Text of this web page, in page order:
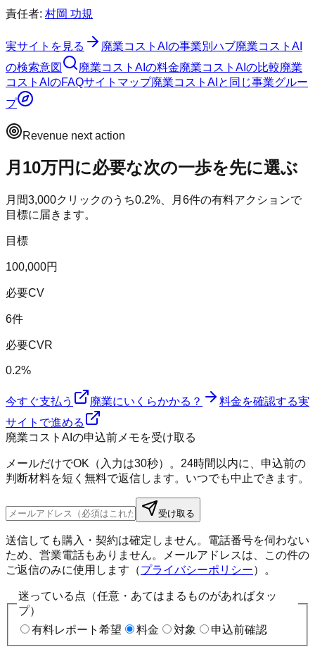
責任者: 村岡 功規
実サイトを見る 廃業コストAI の事業別ハブ廃業コストAI
の検索意図
廃業コストAI の料金廃業コストAI の比較廃業
コストAI のFAQサイトマップ廃業コストAI と同じ事業グルー
プ
Revenue next action
月10万円に必要な次の一歩を先に選ぶ
月間3,000クリックのうち0.2%、月 6件の有料アクションで
目標に届きます。
目標
100,000円
必要CV
6件
必要CVR
0.2%
今すぐ支払う 廃業にいくらかかる？ 料金を確認する実
サイトで進める
廃業コストAIの申込前メモを受け取る
メールだけでOK（入力は30秒）。24時間以内に、申込前の
判断材料を短く無料で返信します。いつでも中止できます。
受け取る
送信しても購入・契約は確定しません。電話番号を伺わない
ため、営業電話もありません。メールアドレスは、この件の
ご返信のみに使用します（プライバシーポリシー）。
迷っている点（任意・あてはまるものがあればタッ
プ）
有料レポート希望
料金 対象 申込前確認